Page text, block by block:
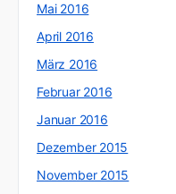
Mai 2016
April 2016
März 2016
Februar 2016
Januar 2016
Dezember 2015
November 2015